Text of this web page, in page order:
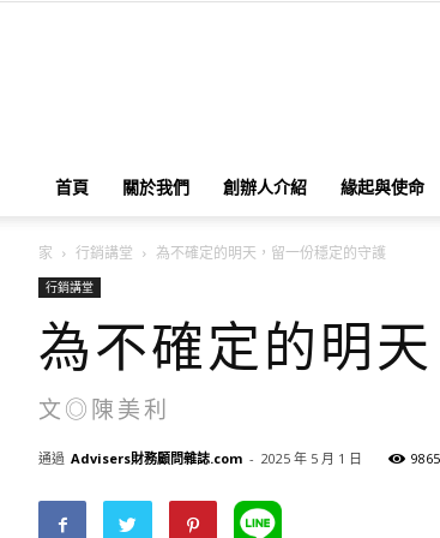
首頁 關於我們 創辦人介紹 緣起與使命
家 行銷講堂 為不確定的明天，留一份穩定的守護
行銷講堂
為不確定的明
文◎陳美利
通過 Advisers財務顧問雜誌.com - 2025 年 5 月 1 日 9865